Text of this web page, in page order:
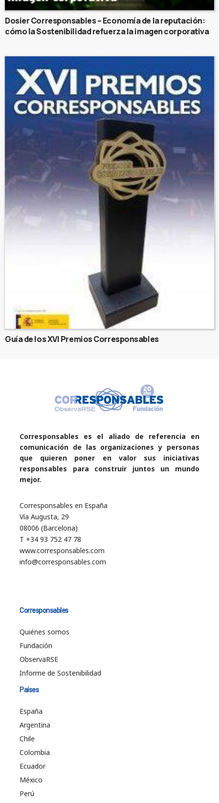
Dosier Corresponsables – Economía de la reputación:
cómo la Sostenibilidad refuerza la imagen corporativa
Guía de los XVI Premios Corresponsables
Corresponsables es el aliado de referencia en
comunicación de las organizaciones y personas
que quieren poner en valor sus iniciativas
responsables para construir juntos un mundo
mejor.
Corresponsables en España
Vía Augusta, 29
08006 (Barcelona)
T +34 93 752 47 78
www.corresponsables.com
info@corresponsables.com
Corresponsables
Quiénes somos
Fundación
ObservaRSE
Informe de Sostenibilidad
Países
España
Argentina
Chile
Colombia
Ecuador
México
Perú